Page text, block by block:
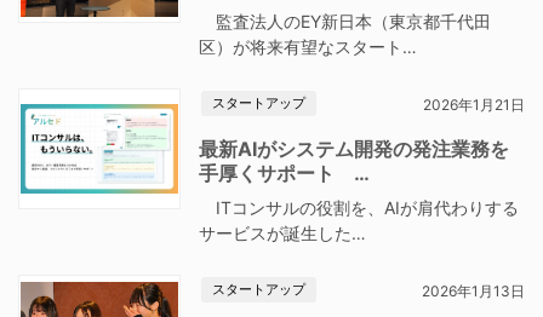
監査法人のEY新日本（東京都千代田
区）が将来有望なスタート…
スタートアップ 2026年1月21日
最新AIがシステム開発の発注業務を
手厚くサポート …
ITコンサルの役割を、AIが肩代わりする
サービスが誕生した…
スタートアップ 2026年1月13日